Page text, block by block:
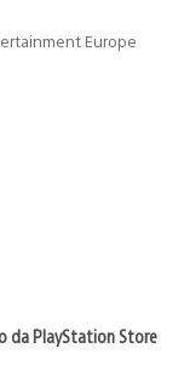
Europe
da PlayStation Store